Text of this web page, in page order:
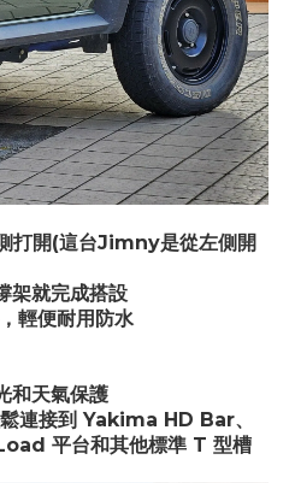
打開(這台Jimny是從左側開
架就完成搭設
輕便耐用防水
和天氣保護
連接到 Yakima HD Bar、
平台和其他標準 T 型槽